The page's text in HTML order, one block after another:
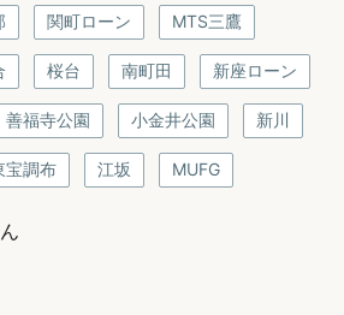
関町ローン MTS三鷹
桜台 南町田 新座ローン
善福寺公園 小金井公園 新川
宝調布 江坂 MUFG